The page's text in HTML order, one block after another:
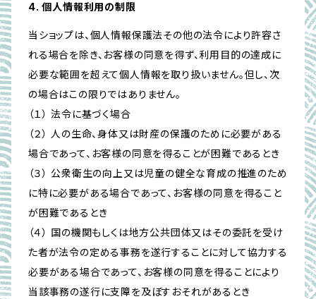
4. 個人情報利用の制限
当ショップは、個人情報保護法その他の法令により許容さ
れる場合を除き、お客様の同意を得ず、利用目的の達成に
必要な範囲を超えて個人情報を取り扱いません。但し、次
の場合はこの限りではありません。
（１） 法令に基づく場合
（２） 人の生命、身体又は財産の保護のために必要がある
場合であって、お客様の同意を得ることが困難であるとき
（３） 公衆衛生の向上又は児童の健全な育成の推進のため
に特に必要がある場合であって、お客様の同意を得ること
が困難であるとき
（４） 国の機関もしくは地方公共団体又はその委託を受け
た者が法令の定める事務を遂行することに対して協力する
必要がある場合であって、お客様の同意を得ることにより
当該事務の遂行に支障を及ぼすおそれがあるとき